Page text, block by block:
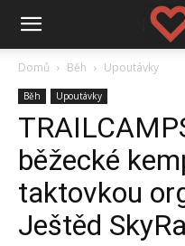
Domů Běh Upoutávky
Běh Upoutávky
běžecké
taktovkou
Ještěd